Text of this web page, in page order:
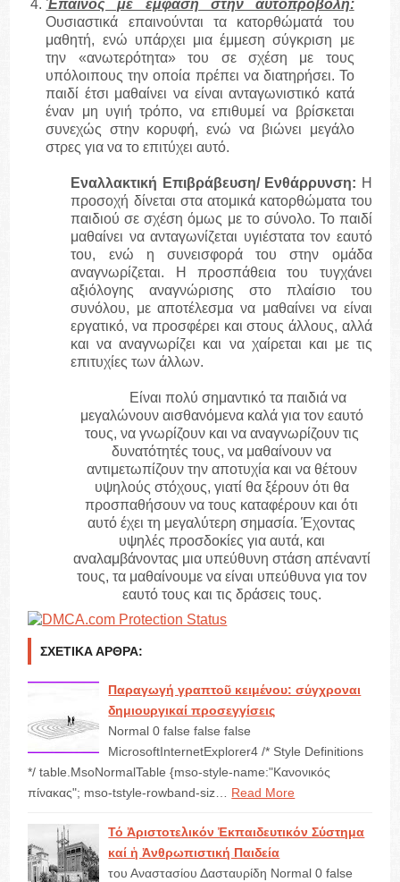
Έπαινος με έμφαση στην αυτοπροβολή:
Ουσιαστικά επαινούνται τα κατορθώματά του
μαθητή, ενώ υπάρχει μια έμμεση σύγκριση με
την «ανωτερότητα» του σε σχέση με τους
υπόλοιπους την οποία πρέπει να διατηρήσει. Το
παιδί έτσι μαθαίνει να είναι ανταγωνιστικό κατά
έναν μη υγιή τρόπο, να επιθυμεί να βρίσκεται
συνεχώς στην κορυφή, ενώ να βιώνει μεγάλο
στρες για να το επιτύχει αυτό.
Εναλλακτική Επιβράβευση/ Ενθάρρυνση: Η
προσοχή δίνεται στα ατομικά κατορθώματα του
παιδιού σε σχέση όμως με το σύνολο. Το παιδί
μαθαίνει να ανταγωνίζεται υγιέστατα τον εαυτό
του, ενώ η συνεισφορά του στην ομάδα
αναγνωρίζεται. Η προσπάθεια του τυγχάνει
αξιόλογης αναγνώρισης στο πλαίσιο του
συνόλου, με αποτέλεσμα να μαθαίνει να είναι
εργατικό, να προσφέρει και στους άλλους, αλλά
και να αναγνωρίζει και να χαίρεται και με τις
επιτυχίες των άλλων.
Είναι πολύ σημαντικό τα παιδιά να
μεγαλώνουν αισθανόμενα καλά για τον εαυτό
τους, να γνωρίζουν και να αναγνωρίζουν τις
δυνατότητές τους, να μαθαίνουν να
αντιμετωπίζουν την αποτυχία και να θέτουν
υψηλούς στόχους, γιατί θα ξέρουν ότι θα
προσπαθήσουν να τους καταφέρουν και ότι
αυτό έχει τη μεγαλύτερη σημασία. Έχοντας
υψηλές προσδοκίες για αυτά, και
αναλαμβάνοντας μια υπεύθυνη στάση απέναντί
τους, τα μαθαίνουμε να είναι υπεύθυνα για τον
εαυτό τους και τις δράσεις τους.
ΣΧΕΤΙΚΆ ΆΡΘΡΑ:
Παραγωγή γραπτοῦ κειμένου: σύγχροναι
δημιουργικαί προσεγγίσεις
Normal 0 false false false
MicrosoftInternetExplorer4 /* Style Definitions
*/ table.MsoNormalTable {mso-style-name:"Κανονικός
πίνακας"; mso-tstyle-rowband-siz… Read More
Τό Ἀριστοτελικόν Ἐκπαιδευτικόν Σύστημα
καί ἡ Ἀνθρωπιστική Παιδεία
του Αναστασίου Δασταυρίδη Normal 0 false